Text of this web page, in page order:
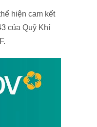
hiện cam kết
của Quỹ Khí